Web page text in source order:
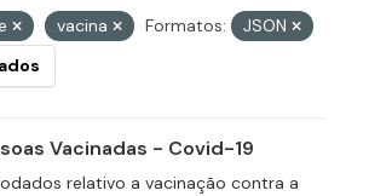
vacina Formatos:
JSON
Vacinadas - Covid-19
relativo a vacinação contra a